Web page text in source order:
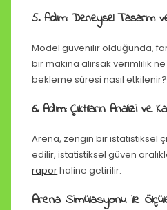
5. Adım: Deneysel Tasarım
Model güvenilir olduğunda,
bir makina alırsak verimlilik
bekleme süresi nasıl
6. Adım: Çıktıların Analizi ve
Arena, zengin bir istatistiksel
edilir, istatistiksel güven
raporhaline getirilir.
Arena Simülasyonu ile